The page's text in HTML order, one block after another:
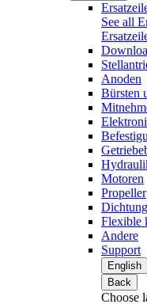
See all
Anoden
Bürsten
Motoren
Propeller
Flexible
Andere
Support
English
Back
Choose